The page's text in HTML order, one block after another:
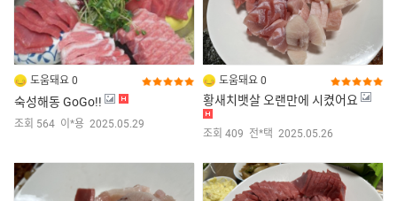
도움돼요 0
숙성해동 GoGo!!
조회 564 이*용 2025.05.29
도움돼요 0
황새치뱃살 오랜만에 시켰어요
조회 409 전*택 2025.05.26